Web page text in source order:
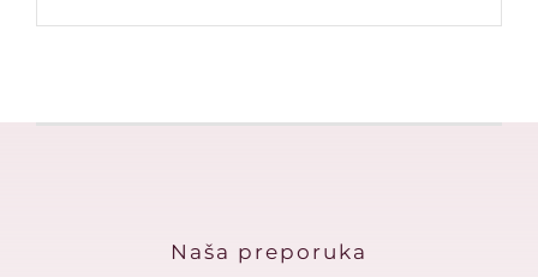
Naša preporuka